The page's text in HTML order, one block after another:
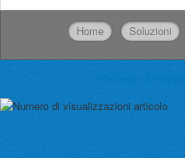
Home Soluzioni